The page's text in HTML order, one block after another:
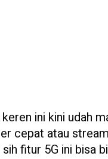
ini kini udah
cepat atau
fitur 5G ini bisa